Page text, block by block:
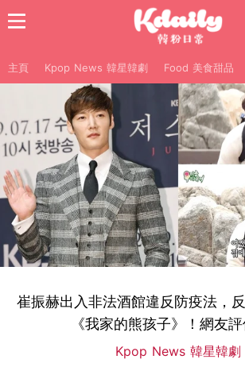
主頁 Kpop News 韓星韓劇 Food 美食甜品
崔振赫出入非法酒館違反防疫法，
《我家的熊孩子》！網友
Kpop News 韓星韓劇